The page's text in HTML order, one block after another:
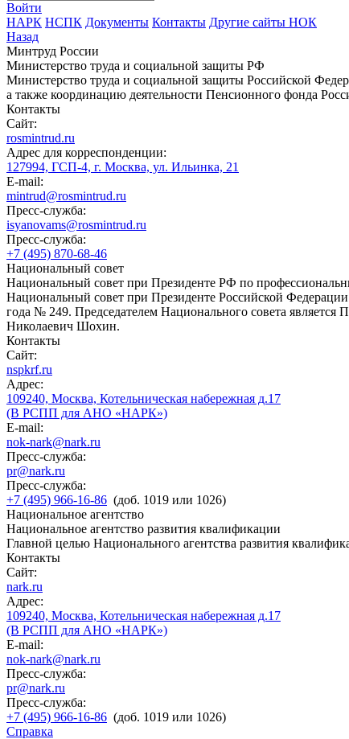
Войти
НАРК НСПК Документы Контакты Другие сайты НОК
Назад
Минтруд России
Министерство труда и социальной защиты РФ
Министерство труда и социальной защиты Российской
а также координацию деятельности Пенсионного фонда
Контакты
Сайт:
rosmintrud.ru
Адрес для корреспонденции:
127994, ГСП-4, г. Москва, ул. Ильинка, 21
E-mail:
mintrud@rosmintrud.ru
Пресс-служба:
isyanovams@rosmintrud.ru
Пресс-служба:
+7 (495) 870-68-46
Национальный совет
Национальный совет при Президенте РФ по
Национальный совет при Президенте Российской
года № 249. Председателем Национального совета
Николаевич Шохин.
Контакты
Сайт:
nspkrf.ru
Адрес:
109240, Москва, Котельническая набережная д.17
(В РСПП для АНО «НАРК»)
E-mail:
nok-nark@nark.ru
Пресс-служба:
pr@nark.ru
Пресс-служба:
+7 (495) 966-16-86 (доб. 1019 или 1026)
Национальное агентство
Национальное агентство развития квалификации
Главной целью Национального агентства развития
Контакты
Сайт:
nark.ru
Адрес:
109240, Москва, Котельническая набережная д.17
(В РСПП для АНО «НАРК»)
E-mail:
nok-nark@nark.ru
Пресс-служба:
pr@nark.ru
Пресс-служба:
+7 (495) 966-16-86 (доб. 1019 или 1026)
Справка